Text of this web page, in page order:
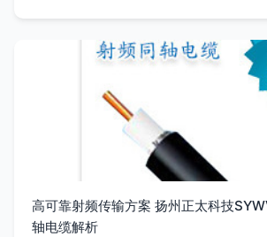
高可靠射频传输方案 扬州正太科技
轴电缆解析